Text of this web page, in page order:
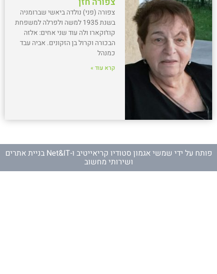
צפורה (פני) נולדה ביאשי שברומניה
בשנת 1935 למשה ולפרלה למשפחת
קוז׳וקארו ולה עוד שני אחים: אלזה
הבכורה וקרול בן הזקונים. אביה עבד
כמנהל
קרא עוד »
פותח על ידי שמשי אגמון סטודיו קריאייטיב ו- Net&IT בניית אתרים
ושירותי מחשוב